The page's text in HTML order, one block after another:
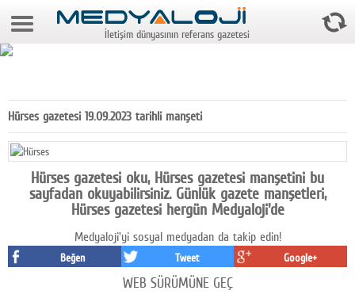
9 Ağustos 2026 14:03:30
Gazeteler
Medya
Reyting-tiraj
Teknoloji
İletişim dünyasının referans gazetesi
Hürses gazetesi 19.09.2023 tarihli manşeti
Hürses gazetesi oku, Hürses gazetesi manşetini bu
sayfadan okuyabilirsiniz. Günlük gazete manşetleri,
Hürses gazetesi hergün Medyaloji'de
Medyaloji'yi sosyal medyadan da takip edin!
Beğen Tweet Google+
WEB SÜRÜMÜNE GEÇ